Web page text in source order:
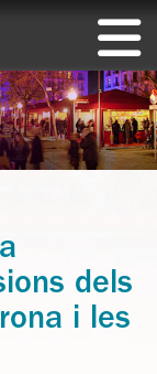
dels
i les